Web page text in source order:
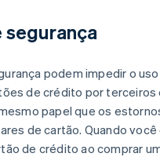
segurança
podem impedir o uso
de crédito por terceiros
papel que os
de cartão. Quando você
de crédito ao comprar